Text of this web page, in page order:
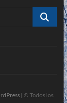
Buscar
| © Todos los